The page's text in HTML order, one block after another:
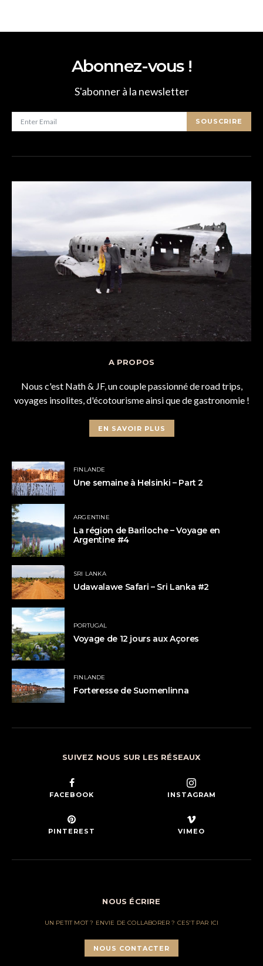
Abonnez-vous !
S'abonner à la newsletter
SOUSCRIRE
A PROPOS
Nous c'est Nath & JF, un couple passionné de road trips,
voyages insolites, d'écotourisme ainsi que de gastronomie !
EN SAVOIR PLUS
FINLANDE
Une semaine à Helsinki – Part 2
ARGENTINE
La région de Bariloche – Voyage en
Argentine #4
SRI LANKA
Udawalawe Safari – Sri Lanka #2
PORTUGAL
Voyage de 12 jours aux Açores
FINLANDE
Forteresse de Suomenlinna
SUIVEZ NOUS SUR LES RÉSEAUX
FACEBOOK INSTAGRAM
PINTEREST VIMEO
NOUS ÉCRIRE
UN PETIT MOT ? ENVIE DE COLLABORER ? CES'T PAR ICI
NOUS CONTACTER